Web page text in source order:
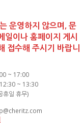
운영하지 않으며, 문
일이나 홈페이지 게시
접수해 주시기 바랍니
~ 17:00
~ 13:30
휴일 휴무)